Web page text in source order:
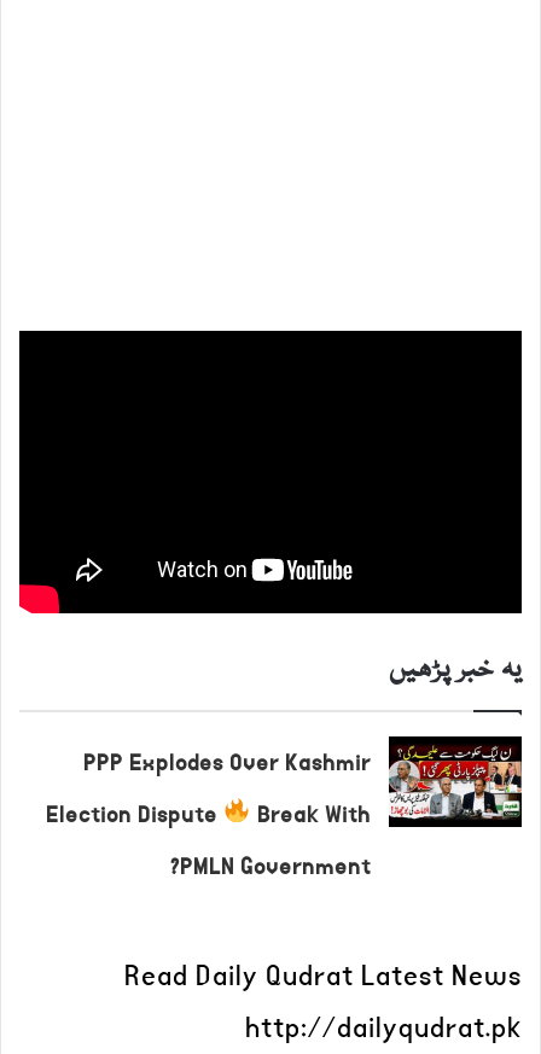
یہ خبر پڑھیں
PPP Explodes Over Kashmir
Election Dispute
Break With
PMLN Government?
Read Daily Qudrat Latest News
http://dailyqudrat.pk